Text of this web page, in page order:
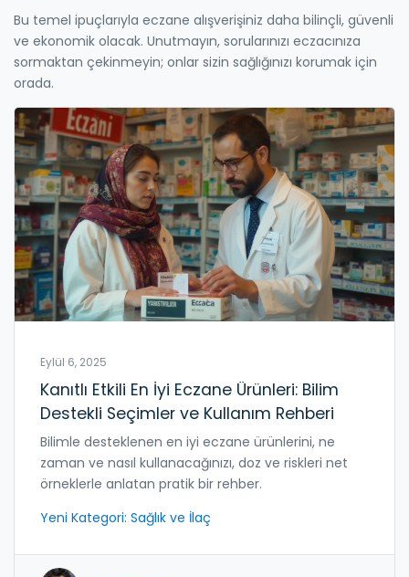
Bu temel ipuçlarıyla eczane alışverişiniz daha bilinçli, güvenli
ve ekonomik olacak. Unutmayın, sorularınızı eczacınıza
sormaktan çekinmeyin; onlar sizin sağlığınızı korumak için
orada.
Eylül 6, 2025
Kanıtlı Etkili En İyi Eczane Ürünleri: Bilim
Destekli Seçimler ve Kullanım Rehberi
Bilimle desteklenen en iyi eczane ürünlerini, ne
zaman ve nasıl kullanacağınızı, doz ve riskleri net
örneklerle anlatan pratik bir rehber.
Yeni Kategori: Sağlık ve İlaç